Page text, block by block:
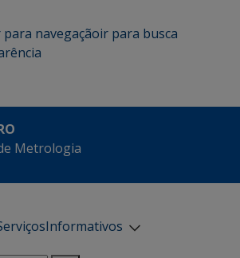
para navegaçãoir para busca
Metrologia
Informativos